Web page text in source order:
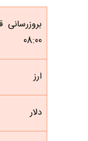
08:00
ارز
دلار